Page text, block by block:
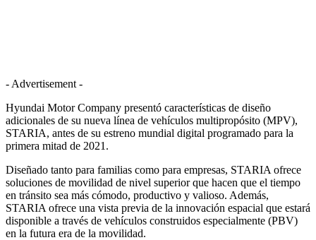
- Advertisement -
Hyundai Motor Company presentó características de diseño
adicionales de su nueva línea de vehículos multipropósito (MPV),
STARIA, antes de su estreno mundial digital programado para la
primera mitad de 2021.
Diseñado tanto para familias como para empresas, STARIA ofrece
soluciones de movilidad de nivel superior que hacen que el tiempo
en tránsito sea más cómodo, productivo y valioso. Además,
STARIA ofrece una vista previa de la innovación espacial que estará
disponible a través de vehículos construidos especialmente (PBV)
en la futura era de la movilidad.